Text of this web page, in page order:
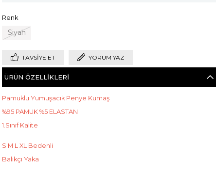
Renk
Siyah
TAVSIYE ET YORUM YAZ
ÜRÜN ÖZELLIKLERI
Pamuklu Yumuşacık Penye Kumaş
%95 PAMUK %5 ELASTAN
1.Sınıf Kalite
S M L XL Bedenli
Balıkçı Yaka